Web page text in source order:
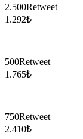
2.500Retweet
1.292₺
500Retweet
1.765₺
750Retweet
2.410₺